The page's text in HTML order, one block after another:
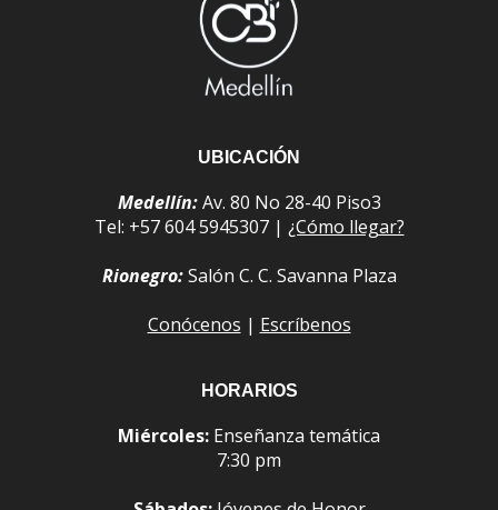
UBICACIÓN
Medellín:Av. 80 No 28-40 Piso3
Tel: +57 604 5945307 | ¿Cómo llegar?
Rionegro:Salón C. C. Savanna Plaza
Conócenos | Escríbenos
HORARIOS
Miércoles: Enseñanza temática
7:30 pm